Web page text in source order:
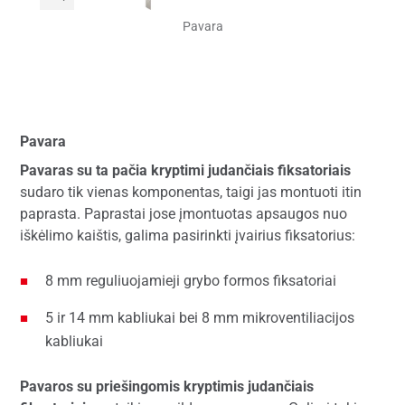
Pavara
Pavara
Pavaras su ta pačia kryptimi judančiais fiksatoriais
sudaro tik vienas komponentas, taigi jas montuoti itin
paprasta. Paprastai jose įmontuotas apsaugos nuo
iškėlimo kaištis, galima pasirinkti įvairius fiksatorius:
8 mm reguliuojamieji grybo formos fiksatoriai
5 ir 14 mm kabliukai bei 8 mm mikroventiliacijos
kabliukai
Pavaros su priešingomis kryptimis judančiais